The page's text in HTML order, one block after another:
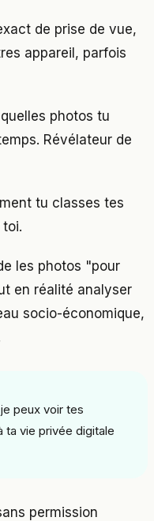
de prise de vue,
appareil, parfois
photos tu
Révélateur de
tu classes tes
les photos "pour
en réalité analyser
socio-économique,
peux voir tes
ta vie privée digitale
permission